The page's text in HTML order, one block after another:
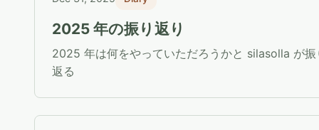
2025 年の振り返り
2025 年は何をやっていただろうかと silasolla が振
返る